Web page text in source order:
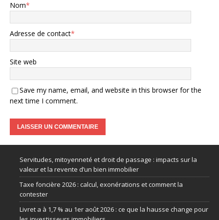
Nom*
Adresse de contact*
Site web
Save my name, email, and website in this browser for the
next time I comment.
Servitudes, mitoyenneté et droit de passage : impacts sur la
valeur et la revente d’un bien immobilier
Taxe foncière 2026 : calcul, exonérations et comment la
contester
Livret a à 1,7 % au 1er août 2026 : ce que la hausse change pour